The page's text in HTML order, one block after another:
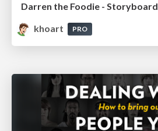
Darren the Foodie - Storyboard
khoart
PRO